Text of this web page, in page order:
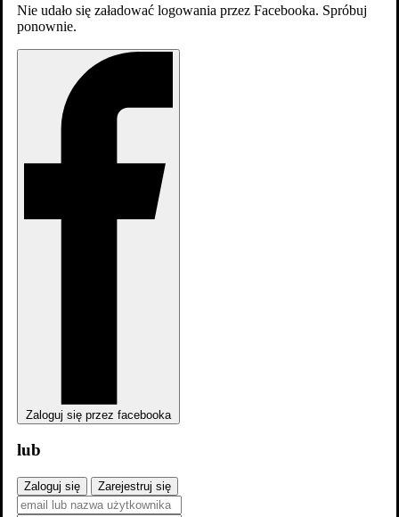
Skocz do wybranego zawodu
Nie udało się załadować logowania przez Facebooka. Spróbuj
ponownie.
Zaloguj się przez facebooka
lub
Zaloguj się Zarejestruj się